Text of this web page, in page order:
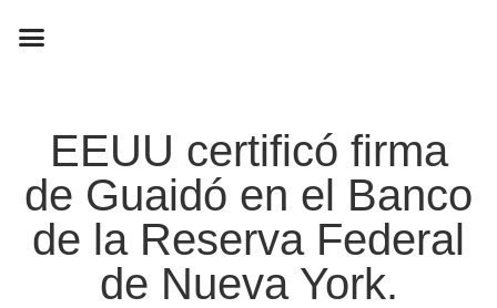
EEUU certificó firma
de Guaidó en el Banco
de la Reserva Federal
de Nueva York.